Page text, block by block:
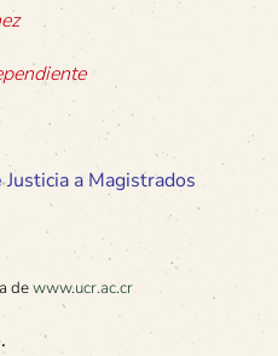
Justicia a Magistrados
dewww.ucr.ac.cr